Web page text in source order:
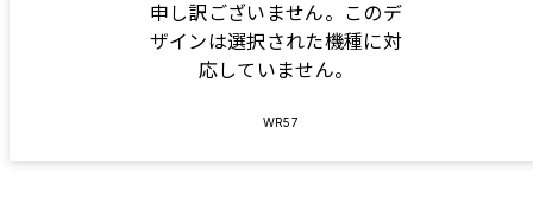
申し訳ございません。このデ
ザインは選択された機種に対
応していません。
WR57